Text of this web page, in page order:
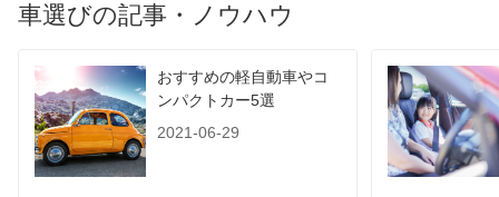
60km定地 -
装備オプション 装備詳細を見る 装備詳細を見る 装備
車選びの記事・ノウハウ
おすすめの軽自動車やコ
ンパクトカー5選
2021-06-29